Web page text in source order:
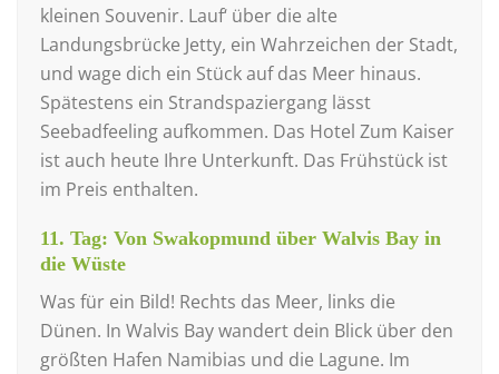
kleinen Souvenir. Lauf‘ über die alte
Landungsbrücke Jetty, ein Wahrzeichen der Stadt,
und wage dich ein Stück auf das Meer hinaus.
Spätestens ein Strandspaziergang lässt
Seebadfeeling aufkommen. Das Hotel Zum Kaiser
ist auch heute Ihre Unterkunft. Das Frühstück ist
im Preis enthalten.
11. Tag: Von Swakopmund über Walvis Bay in
die Wüste
Was für ein Bild! Rechts das Meer, links die
Dünen. In Walvis Bay wandert dein Blick über den
größten Hafen Namibias und die Lagune. Im